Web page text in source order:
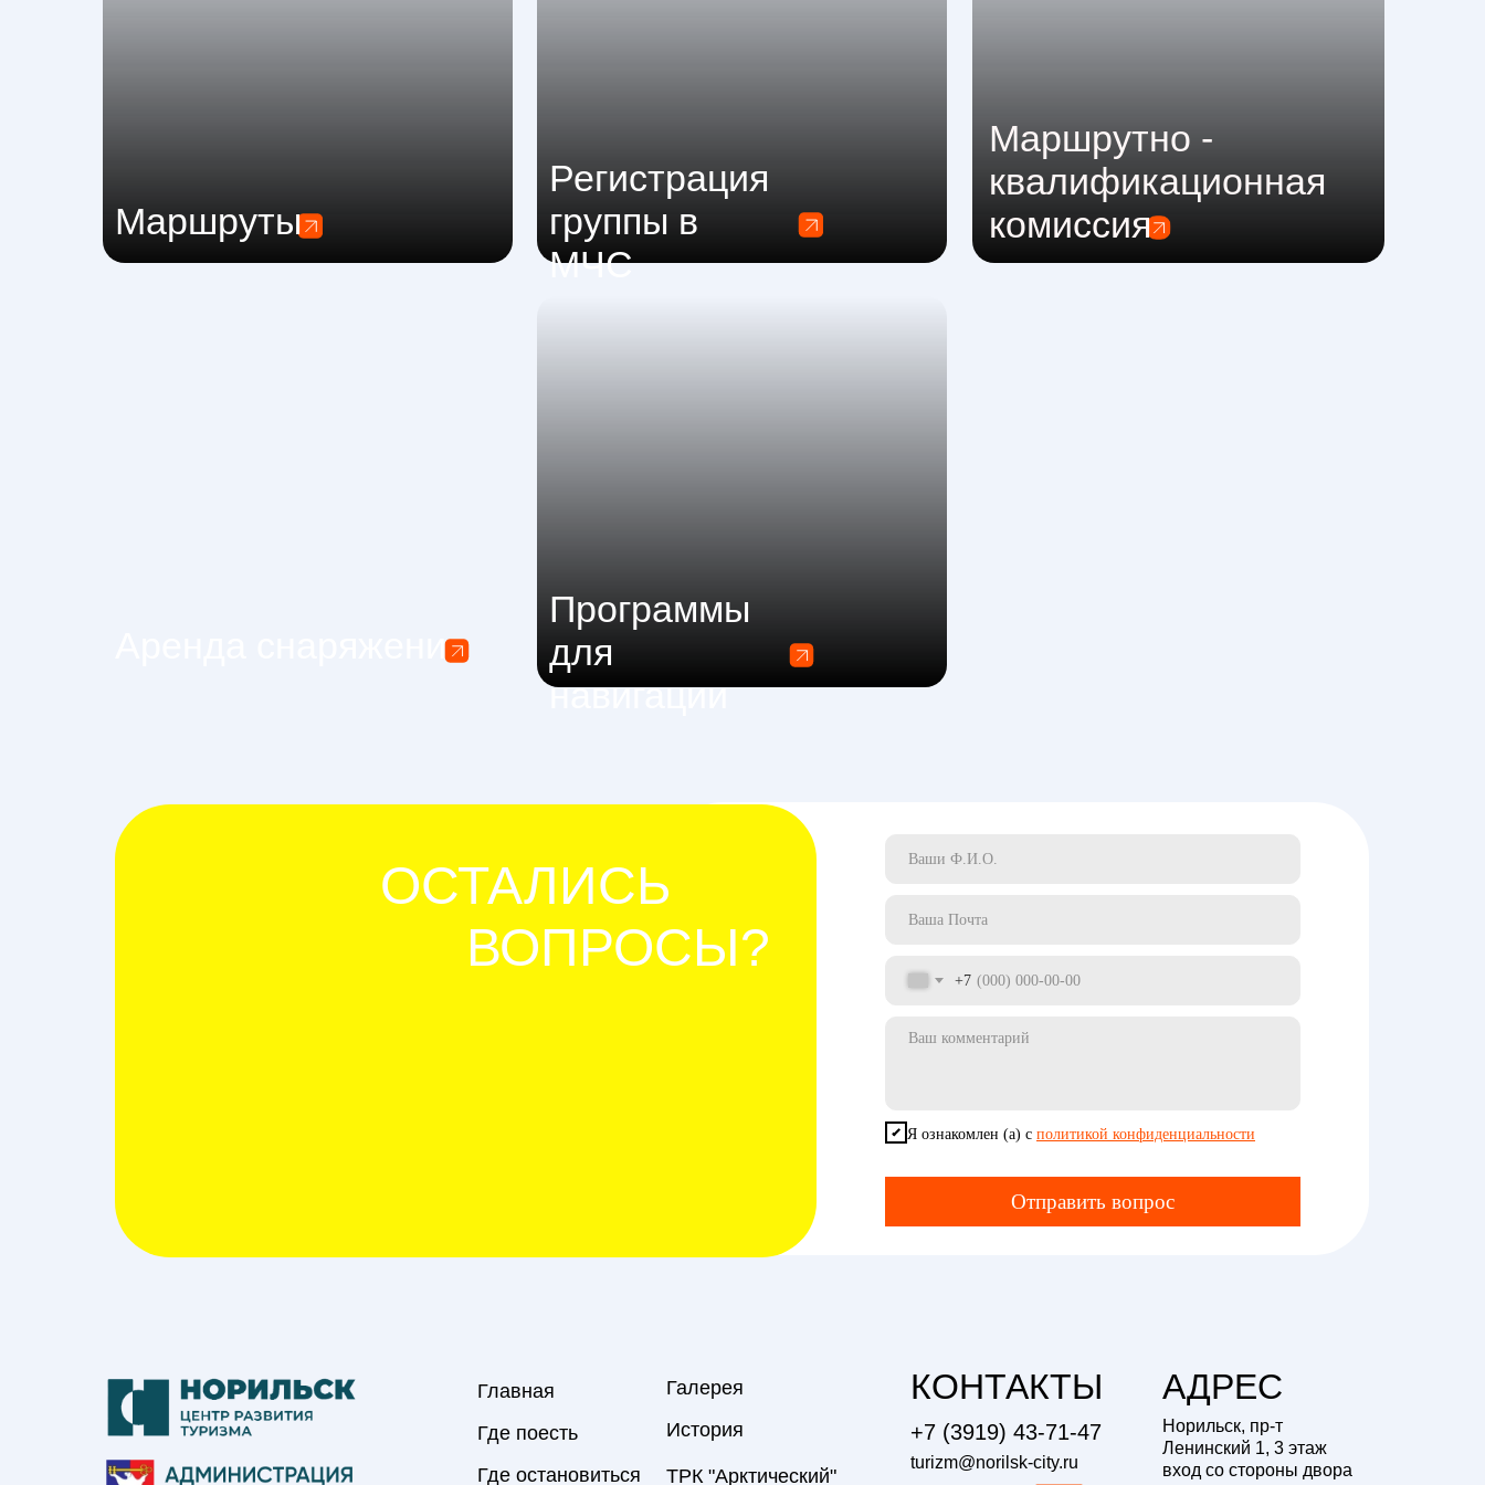
Регистрация
группы в
МЧС
Маршрутно -
квалификационная
комиссия
Маршруты
Аренда снаряжения
Программы
для
навигации
+7
Я ознакомлен (а) с политикой конфиденциальности
Отправить вопрос
ВОПРОСЫ?
ОСТАЛИСЬ
Где остановиться
Главная
Галерея
История
ТРК "Арктический"
Где поесть
АДРЕС
Норильск, пр-т
Ленинский 1, 3 этаж
вход со стороны двора
turizm@norilsk-city.ru
+7 (3919) 43-71-47
КОНТАКТЫ